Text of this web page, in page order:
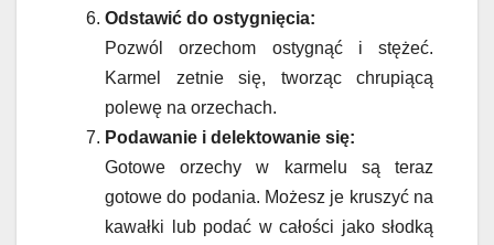
Odstawić do ostygnięcia:
Pozwól orzechom ostygnąć i stężeć.
Karmel zetnie się, tworząc chrupiącą
polewę na orzechach.
Podawanie i delektowanie się:
Gotowe orzechy w karmelu są teraz
gotowe do podania. Możesz je kruszyć na
kawałki lub podać w całości jako słodką